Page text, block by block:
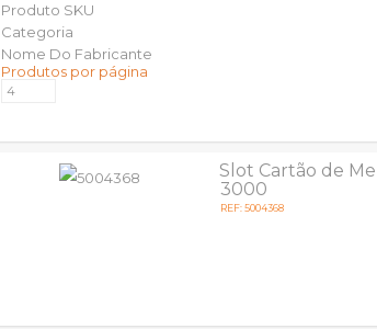
Produto SKU
Categoria
Nome Do Fabricante
Produtos por página
Slot Cartão de
3000
REF: 5004368